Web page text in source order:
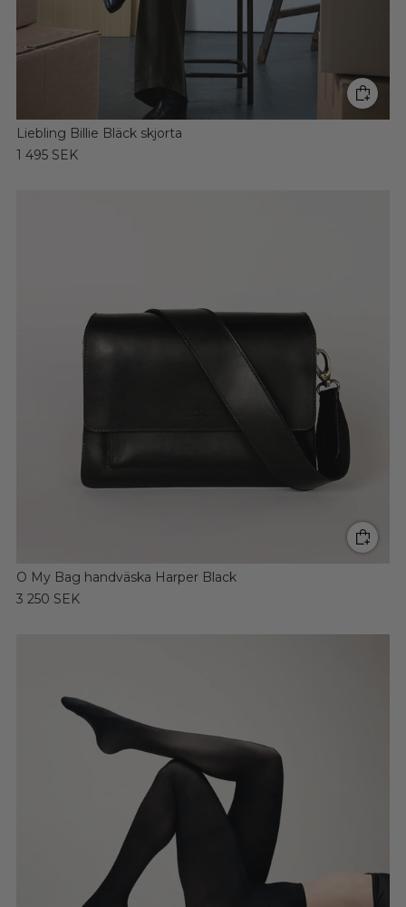
Liebling Billie Bläck skjorta
1 495 SEK
O My Bag handväska Harper Black
3 250 SEK